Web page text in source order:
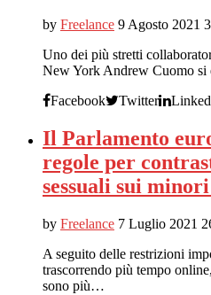
by Freelance 9 Agosto 2021
Uno dei più stretti
New York Andrew Cuomo si
Facebook
Twitter
Il Parlamento
regole per
sessuali sui
by Freelance 7 Luglio 2021
A seguito delle restrizioni
trascorrendo più tempo
sono più…